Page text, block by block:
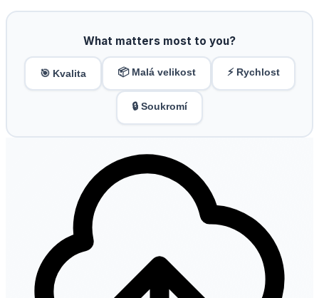
What matters most to you?
🎯 Kvalita 📦 Malá velikost ⚡ Rychlost
🔒 Soukromí